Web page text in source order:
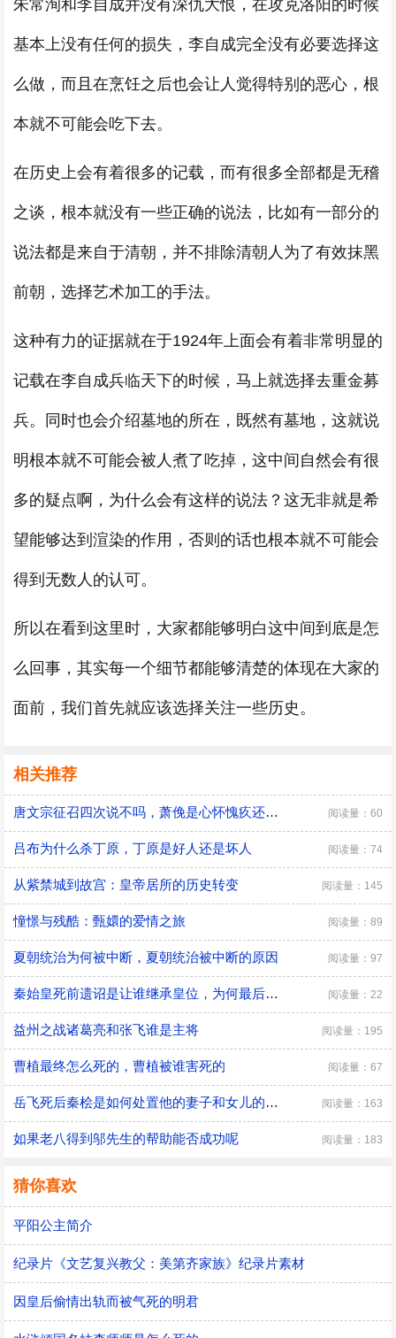
朱常洵和李自成并没有深仇大恨，在攻克洛阳的时候
基本上没有任何的损失，李自成完全没有必要选择这
么做，而且在烹饪之后也会让人觉得特别的恶心，根
本就不可能会吃下去。
在历史上会有着很多的记载，而有很多全部都是无稽
之谈，根本就没有一些正确的说法，比如有一部分的
说法都是来自于清朝，并不排除清朝人为了有效抹黑
前朝，选择艺术加工的手法。
这种有力的证据就在于1924年上面会有着非常明显的
记载在李自成兵临天下的时候，马上就选择去重金募
兵。同时也会介绍墓地的所在，既然有墓地，这就说
明根本就不可能会被人煮了吃掉，这中间自然会有很
多的疑点啊，为什么会有这样的说法？这无非就是希
望能够达到渲染的作用，否则的话也根本就不可能会
得到无数人的认可。
所以在看到这里时，大家都能够明白这中间到底是怎
么回事，其实每一个细节都能够清楚的体现在大家的
面前，我们首先就应该选择关注一些历史。
相关推荐
唐文宗征召四次说不吗，萧俛是心怀愧疚还是居功自傲 阅读量：60
吕布为什么杀丁原，丁原是好人还是坏人 阅读量：74
从紫禁城到故宫：皇帝居所的历史转变 阅读量：145
憧憬与残酷：甄嬛的爱情之旅 阅读量：89
夏朝统治为何被中断，夏朝统治被中断的原因 阅读量：97
秦始皇死前遗诏是让谁继承皇位，为何最后是胡亥继位 阅读量：22
益州之战诸葛亮和张飞谁是主将 阅读量：195
曹植最终怎么死的，曹植被谁害死的 阅读量：67
​岳飞死后秦桧是如何处置他的妻子和女儿的，秦桧怎么处置岳飞家人的 阅读量：163
如果老八得到邬先生的帮助能否成功呢 阅读量：183
猜你喜欢
平阳公主简介
纪录片《文艺复兴教父：美第齐家族》纪录片素材
因皇后偷情出轨而被气死的明君